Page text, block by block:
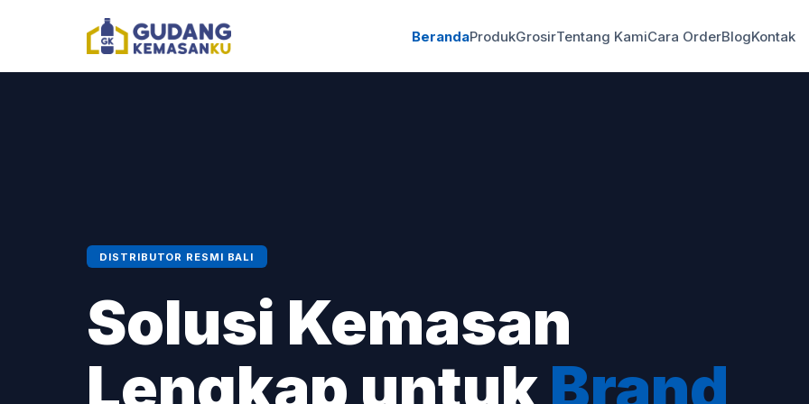
BerandaProdukGrosirTentang KamiCara OrderBlogKontak
DISTRIBUTOR RESMI BALI
Solusi Kemasan
Lengkap untukBrand